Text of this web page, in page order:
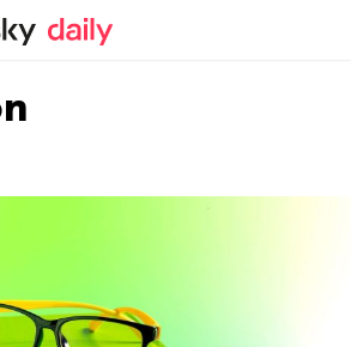
Blog officiel de Kaspersky